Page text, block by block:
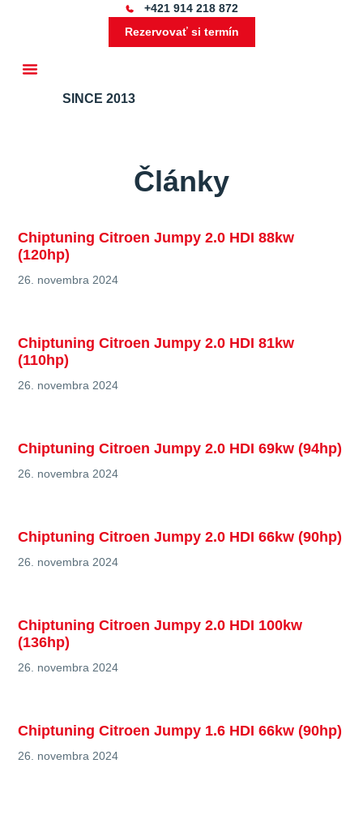
+421 914 218 872
Rezervovať si termín
SINCE 2013
Články
Chiptuning Citroen Jumpy 2.0 HDI 88kw
(120hp)
26. novembra 2024
Chiptuning Citroen Jumpy 2.0 HDI 81kw
(110hp)
26. novembra 2024
Chiptuning Citroen Jumpy 2.0 HDI 69kw (94hp)
26. novembra 2024
Chiptuning Citroen Jumpy 2.0 HDI 66kw (90hp)
26. novembra 2024
Chiptuning Citroen Jumpy 2.0 HDI 100kw
(136hp)
26. novembra 2024
Chiptuning Citroen Jumpy 1.6 HDI 66kw (90hp)
26. novembra 2024